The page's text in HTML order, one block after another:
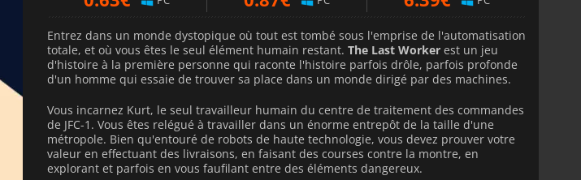
Entrez dans un monde dystopique où tout est tombé sous l'emprise de l'automatisation
totale, et où vous êtes le seul élément humain restant. The Last Worker est un jeu
d'histoire à la première personne qui raconte l'histoire parfois drôle, parfois profonde
d'un homme qui essaie de trouver sa place dans un monde dirigé par des machines.
Vous incarnez Kurt, le seul travailleur humain du centre de traitement des commandes
de JFC-1. Vous êtes relégué à travailler dans un énorme entrepôt de la taille d'une
métropole. Bien qu'entouré de robots de haute technologie, vous devez prouver votre
valeur en effectuant des livraisons, en faisant des courses contre la montre, en
explorant et parfois en vous faufilant entre des éléments dangereux.